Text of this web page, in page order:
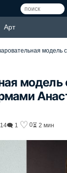
Арт
модель
🗨 1 ♡ 0⏳ 2 мин